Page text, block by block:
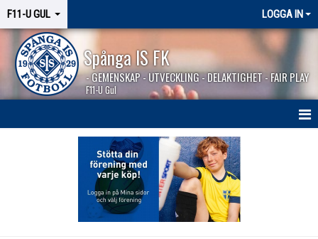
F11-U GUL LOGGA IN
Spånga IS FK
- GEMENSKAP - UTVECKLING - DELAKTIGHET - FAIR PLAY
F11-U Gul